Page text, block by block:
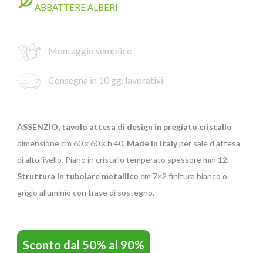
ABBATTERE ALBERI
Montaggio semplice
Consegna in 10 gg. lavorativi
ASSENZIO, tavolo attesa di design in pregiato cristallo
dimensione cm 60 x 60 x h 40. Made in Italyper sale d’attesa
di alto livello. Piano in cristallo temperato spessore mm 12.
Struttura in tubolare metallico cm 7×2 finitura bianco o
grigio alluminio con trave di sostegno.
Sconto dal 50% al 90%